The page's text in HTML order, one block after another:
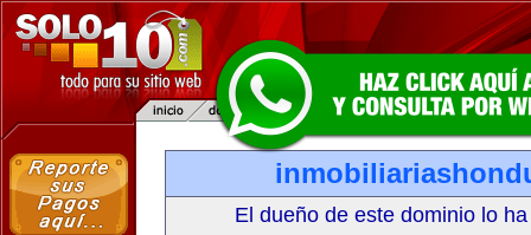
El dueño de este dominio lo